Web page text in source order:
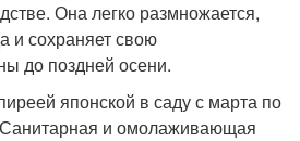
Она легко размножается,
и сохраняет свою
до поздней осени.
японской в саду с марта по
и омолаживающая